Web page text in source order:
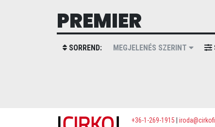
PREMIER
SORREND: MEGJELENÉS SZERINT
+36-1-269-1915